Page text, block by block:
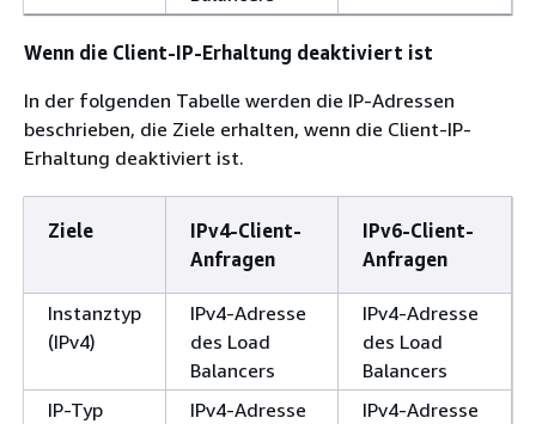
Wenn die Client-IP-Erhaltung deaktiviert ist
In der folgenden Tabelle werden die IP-Adressen
beschrieben, die Ziele erhalten, wenn die Client-IP-
Erhaltung deaktiviert ist.
Ziele
IPv4-Client-
Anfragen
IPv6-Client-
Anfragen
Instanztyp
(IPv4)
IPv4-Adresse
des Load
Balancers
IPv4-Adresse
des Load
Balancers
IP-Typ
IPv4-Adresse
IPv4-Adresse